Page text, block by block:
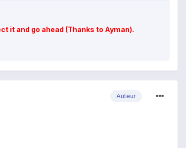
it and go ahead (Thanks to Ayman).
Auteur